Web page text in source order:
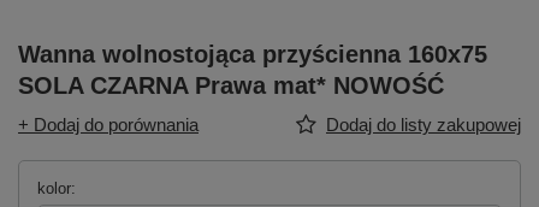
Wanna wolnostojąca przyścienna 160x75
SOLA CZARNA Prawa mat* NOWOŚĆ
+ Dodaj do porównania Dodaj do listy zakupowej
kolor